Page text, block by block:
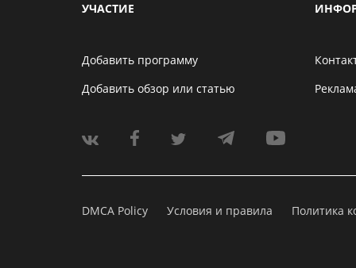
УЧАСТИЕ
Добавить программу
Добавить обзор или статью
DMCA Policy Условия и правила Политика